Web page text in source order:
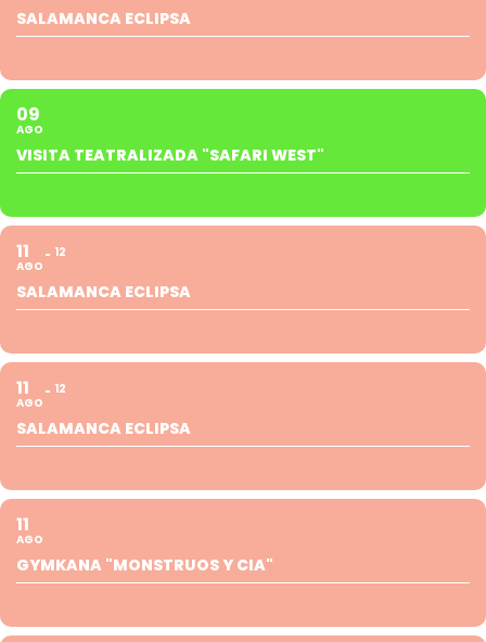
SALAMANCA ECLIPSA
09
AGO
VISITA TEATRALIZADA "SAFARI WEST"
11
AGO
12
SALAMANCA ECLIPSA
11
AGO
12
SALAMANCA ECLIPSA
11
AGO
GYMKANA "MONSTRUOS Y CIA"